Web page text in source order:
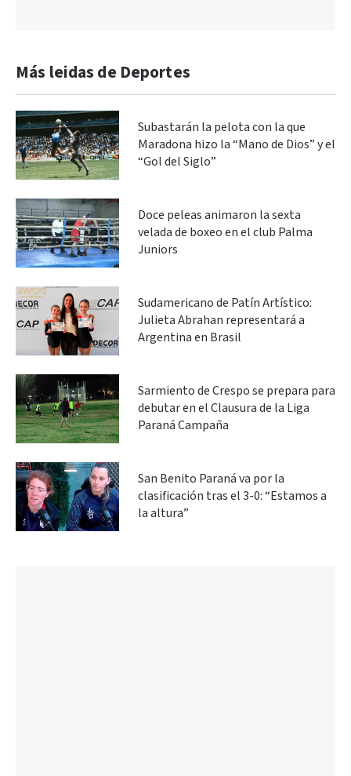
Más leidas de Deportes
Subastarán la pelota con la que
Maradona hizo la “Mano de Dios” y el
“Gol del Siglo”
Doce peleas animaron la sexta
velada de boxeo en el club Palma
Juniors
Sudamericano de Patín Artístico:
Julieta Abrahan representará a
Argentina en Brasil
Sarmiento de Crespo se prepara para
debutar en el Clausura de la Liga
Paraná Campaña
San Benito Paraná va por la
clasificación tras el 3-0: “Estamos a
la altura”